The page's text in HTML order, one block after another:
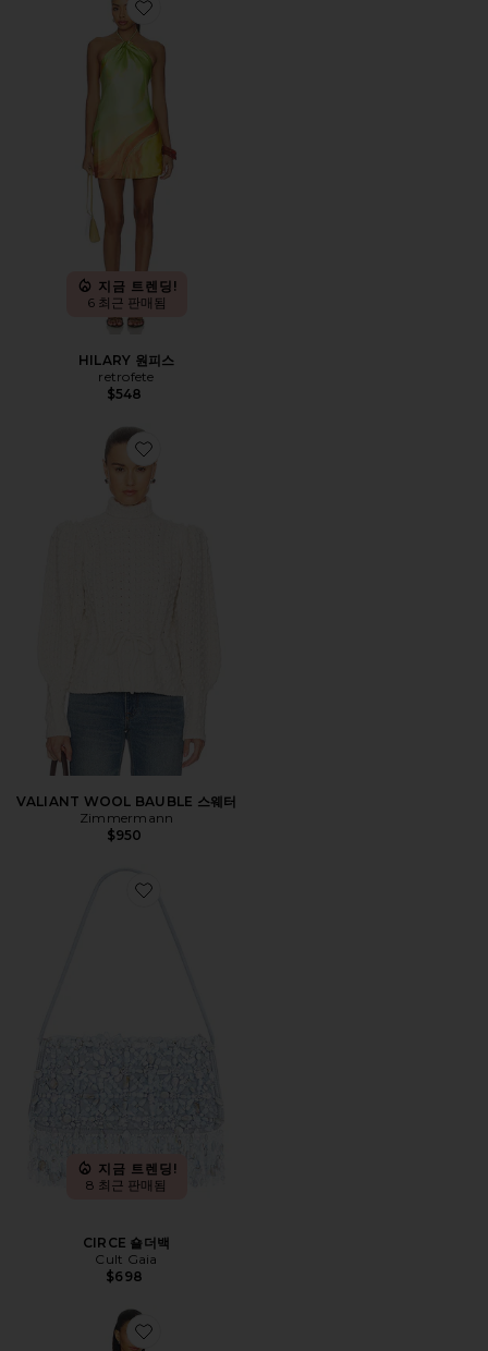
지금 트렌딩!
6 최근 판매됨
HILARY 원피스
retrofete
$548
VALIANT WOOL BAUBLE 스웨터
Zimmermann
$950
Favorite CIRCE 숄더백
지금 트렌딩!
8 최근 판매됨
CIRCE 숄더백
Cult Gaia
$698